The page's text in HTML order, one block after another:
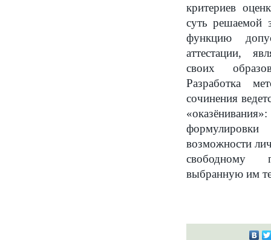
критериев
суть решаемой
функцию
аттестации,
своих
Разработка
сочинения
возможности
свободному
выбранную им